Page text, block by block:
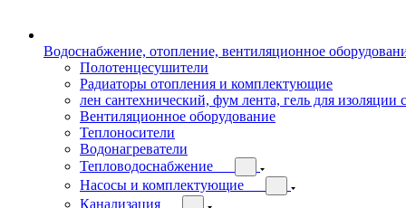
Водоснабжение, отопление, вентиляционное
Полотенцесушители
Радиаторы отопления и комплектующие
лен сантехнический, фум лента, гель для изоляции
Вентиляционное оборудование
Теплоносители
Водонагреватели
Тепловодоснабжение
Насосы и комплектующие
Канализация